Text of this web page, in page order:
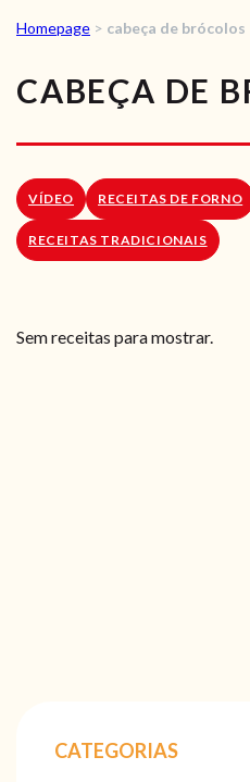
Homepage > cabeça de brócolos
CABEÇA DE
VÍDEO RECEITAS DE FORNO
RECEITAS TRADICIONAIS
Sem receitas para mostrar.
CATEGORIAS